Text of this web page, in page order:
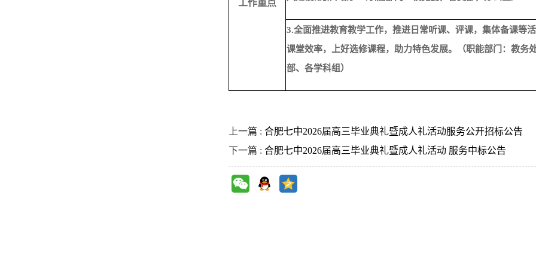
工作重点
3.全面推进教育教学工作，推进日常听课、评课，集体备课等
课堂效率，上好选修课程，助力特色发展。（职能部门：教务
部、各学科组）
上一篇 : 合肥七中2026届高三毕业典礼暨成人礼活动服务公开招标公告
下一篇 : 合肥七中2026届高三毕业典礼暨成人礼活动 服务中标公告